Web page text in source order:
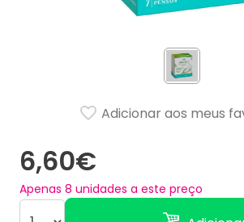
6,60€
Apenas 8 unidades a este preço
Adicionar aos meus